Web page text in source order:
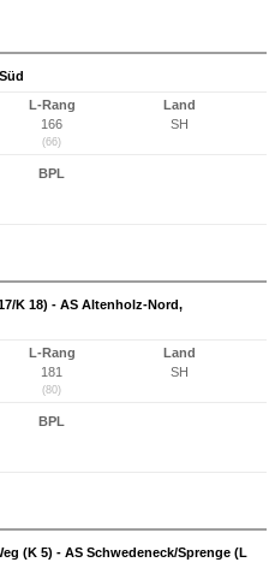
L-Rang
166
(66)
Land
SH
BPL
K 18) - AS Altenholz-Nord,
L-Rang
181
(80)
Land
SH
BPL
(K 5) - AS Schwedeneck/Sprenge (L